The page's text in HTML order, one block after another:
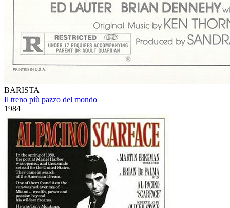
BARISTA
Il treno più pazzo del mondo
1984